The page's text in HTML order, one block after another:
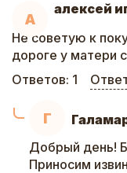
А
алексей
Не советую к
дороге у матери
Ответов: 1
Г
Добрый день!
Приносим